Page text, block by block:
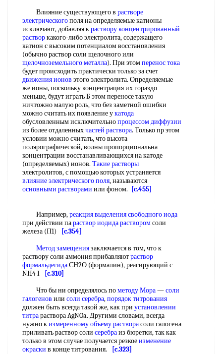
Влияние существующего в растворе
электрическогополя на определяемые катионы
исключают, добавляя краствору концентрированный
растворкакого-либо электролита, содержащего
катион с высоким потенциалом восстановления
(обычно раствор соли щелочного или
щелочноземельного металла). При этомперенос тока
будет происходить практически только за счет
движения ионов этого электролита. Определяемые
же ионы, поскольку концентрация их гораздо
меньше, будут играть Б этом переносе такую
ничтожно малую роль, что без заметной ошибки
можно считать их появление укатода
обусловленным исключительнопроцессом диффузии
из более отдаленныхчастей раствора. Только пр этом
условии можно считать, что высота
полярографической, волны пропорциональна
концентрации восстанавливающихся на катоде
(определяемых) ионов. Такие растворы
электролитов, с помощью которых устраняется
влияние электрического поля, называются
основными растворами или фоном. [c.455]
Иапример,реакция выделениясвободного иода
при действии параствор иодида растворомсоли
железа (П1)
[c.354]
Метод замещениязаключается в том, что к
раствору соли аммония прибавляютраствор
формальдегидаСН2О (формалин), реагирующий с
NH4 I
[c.310]
Что бы ни определялось пометоду Мора—соли
галогенов или соли серебра,порядок титрования
должен быть всегда такой же, как при установлении
титрараствора AgNOa. Другими словами, всегда
нужно кизмеренному объему растворасоли галогена
приливать раствор соли серебраиз бюретки, так как
только в этом случае получается резкоеизменение
окраски в конце титрования.
[c.323]